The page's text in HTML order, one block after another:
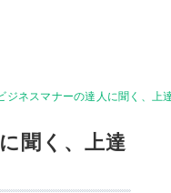
ジネスマナーの達人に聞く、上
聞く、上達